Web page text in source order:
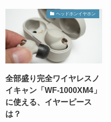
ヘッドホンイヤホン
全部盛り完全ワイヤレスノ
イキャン「WF-1000XM4」
に使える、イヤーピース
は？